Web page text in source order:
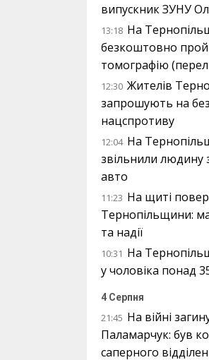
випускник ЗУНУ
13:18 На
безкоштовно
томографію
12:30 Жителів
запрошують на
нацспротиву
12:04 На
звільнили людину
авто
11:23 На щиті
Тернопільщини:
та надії
10:31 На
у чоловіка понад
4 Серпня
21:45 На війні
Паламарчук: був
саперного